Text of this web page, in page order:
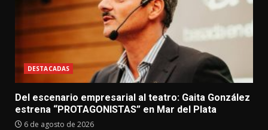
DESTACADAS
Del escenario empresarial al teatro: Gaita González
estrena “PROTAGONISTAS” en Mar del Plata
6 de agosto de 2026